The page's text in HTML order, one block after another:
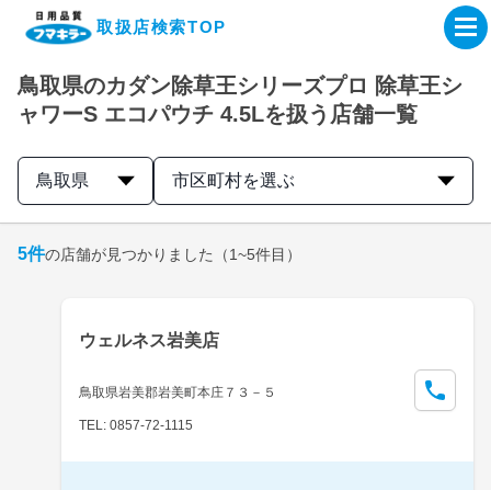
取扱店検索TOP
企業・IR情報サイト
製品情報サイト
取扱店検索はこちら
鳥取県のカダン除草王シリーズプロ 除草王シ
ャワーS エコパウチ 4.5Lを扱う店舗一覧
鳥取県 市区町村を選ぶ
5件の店舗が見つかりました （1~5件目）
ウェルネス岩美店
鳥取県岩美郡岩美町本庄７３－５
TEL: 0857-72-1115